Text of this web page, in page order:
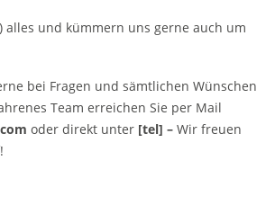
alles und kümmern uns gerne auch um
bei Fragen und sämtlichen Wünschen
Team erreichen Sie per Mail
oder direkt unter [tel] – Wir freuen